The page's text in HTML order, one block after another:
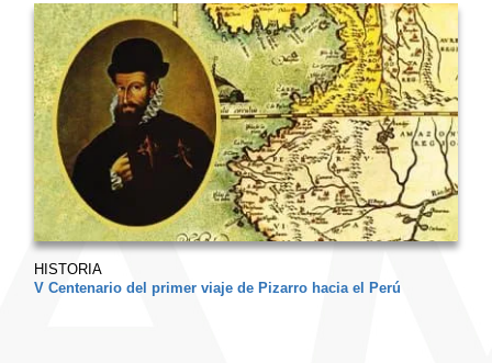
HISTORIA
V Centenario del primer viaje de Pizarro hacia el Perú